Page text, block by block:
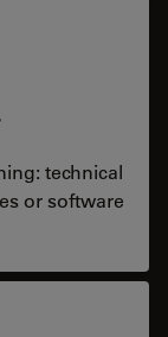
technical
or software